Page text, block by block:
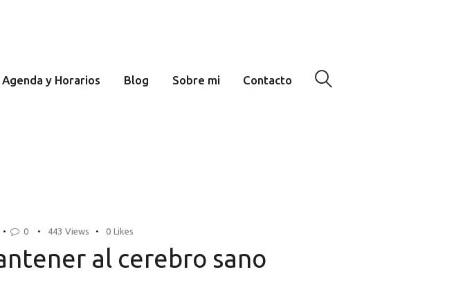
Agenda y Horarios Blog Sobre mi Contacto
0 443 Views 0 Likes
al cerebro sano